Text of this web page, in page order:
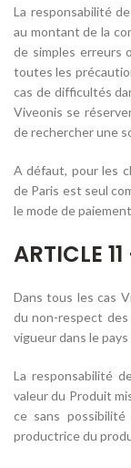
La responsabilité
au montant de la
de simples erreurs
toutes les
cas de difficultés
Viveonis se
de rechercher une
A défaut, pour les
de Paris est seul
le mode de
ARTICLE
Dans tous les cas
du non-respect
vigueur dans le
La responsabilité
valeur du Produit
ce sans
productrice du